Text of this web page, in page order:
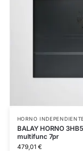
HORNO
BALAY HORNO
multifunc 7pr
479,01 €